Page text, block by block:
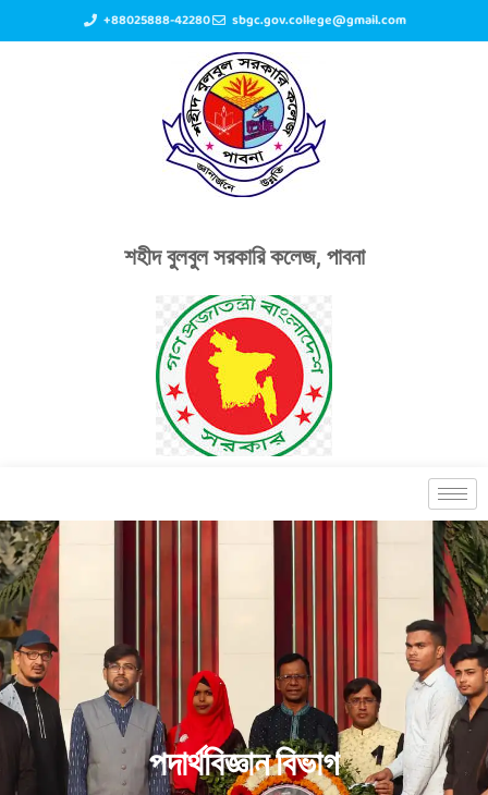
+88025888-42280 sbgc.gov.college@gmail.com
শহীদ বুলবুল সরকারি কলেজ, পাবনা
পদার্থবিজ্ঞান বিভাগ